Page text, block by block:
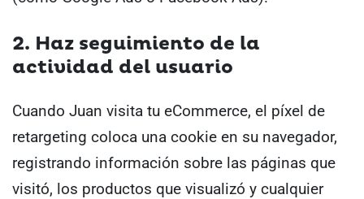
2. Haz seguimiento de la
actividad del usuario
Cuando Juan visita tu eCommerce, el píxel de
retargeting coloca una cookie en su navegador,
registrando información sobre las páginas que
visitó, los productos que visualizó y cualquier